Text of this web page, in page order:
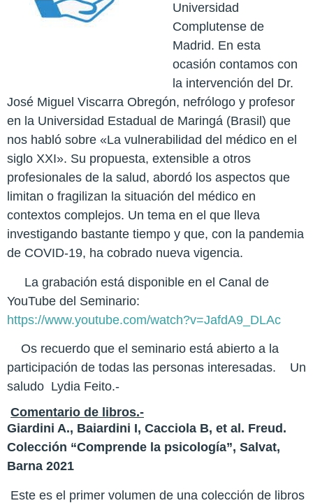
Universidad
Complutense de
Madrid. En esta
ocasión contamos con
la intervención del Dr.
José Miguel Viscarra Obregón, nefrólogo y profesor
en la Universidad Estadual de Maringá (Brasil) que
nos habló sobre «La vulnerabilidad del médico en el
siglo XXI». Su propuesta, extensible a otros
profesionales de la salud, abordó los aspectos que
limitan o fragilizan la situación del médico en
contextos complejos. Un tema en el que lleva
investigando bastante tiempo y que, con la pandemia
de COVID-19, ha cobrado nueva vigencia.
La grabación está disponible en el Canal de
YouTube del Seminario:
https://www.youtube.com/watch?v=JafdA9_DLAc
Os recuerdo que el seminario está abierto a la
participación de todas las personas interesadas. Un
saludo Lydia Feito.-
Comentario de libros.-
Giardini A., Baiardini I, Cacciola B, et al. Freud.
Colección “Comprende la psicología”, Salvat,
Barna 2021
Este es el primer volumen de una colección de libros